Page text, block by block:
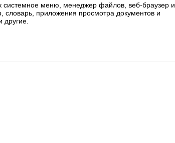
системное меню, менеджер файлов, веб-браузер и
словарь, приложения просмотра документов и